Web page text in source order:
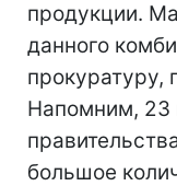
продукции.
данного
прокуратуру,
Напомним, 23
большое